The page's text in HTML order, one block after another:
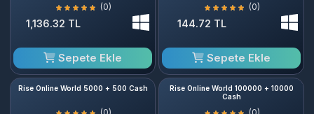
(0)
1,136.32 TL
Sepete Ekle
(0)
144.72 TL
Sepete Ekle
Rise Online World 5000 + 500 Cash
Rise Online World 100000 + 10000
Cash